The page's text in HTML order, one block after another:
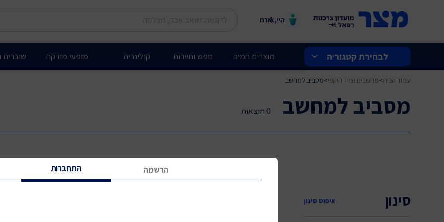
היי,אורח
לבחירת קטגוריה
בלעדי למצר
שוברים ותווי קנייה
נופש ותיירות קולינריה מופעי מוזיקה שוברים מוצרים חמים
התחברות הרשמה
עמוד הבית>מחשבים וציוד היקפי>מסביב למחשב
מסביב למחשב 0 תוצאות
סינון איפוס סינון